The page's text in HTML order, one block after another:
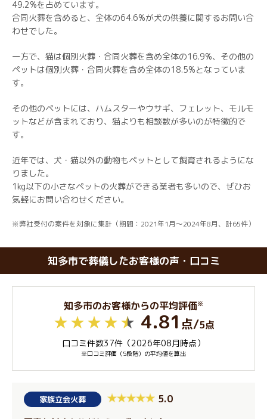
49.2%を占めています。
合同火葬を含めると、全体の64.6%が犬の供養に関するお問い合
わせでした。
一方で、猫は個別火葬・合同火葬を含め全体の16.9%、その他の
ペットは個別火葬・合同火葬を含め全体の18.5%となっていま
す。
その他のペットには、ハムスターやウサギ、フェレット、モルモ
ットなどが含まれており、猫よりも相談数が多いのが特徴的で
す。
近年では、犬・猫以外の動物もペットとして飼育されるようにな
りました。
1kg以下の小さなペットの火葬ができる業者も多いので、ぜひお
気軽にお問い合わせください。
※弊社受付の案件を対象に集計（期間：2021年1月～2024年8月、計65件）
知多市で葬儀したお客様の声・口コミ
知多市のお客様からの平均評価※
4.81 点/5点
口コミ件数37件（2026年08月時点）
※口コミ評価（5段階）の平均値を算出
家族立会火葬 5.0